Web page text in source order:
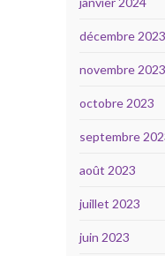
décembre 2023
novembre 2023
octobre 2023
septembre
août 2023
juillet 2023
juin 2023